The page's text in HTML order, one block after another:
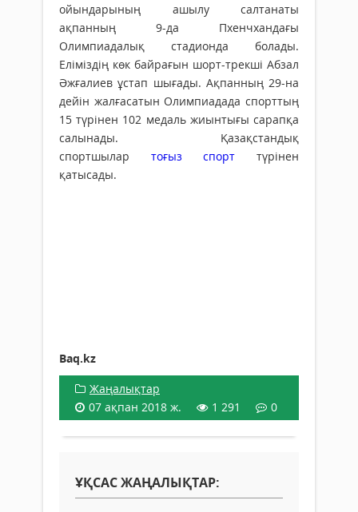
ойындарының ашылу салтанаты
ақпанның 9-да Пхенчхандағы
Олимпиадалық стадионда болады.
Еліміздің көк байрағын шорт-трекші Абзал
Әжғалиев ұстап шығады. Ақпанның 29-на
дейін жалғасатын Олимпиадада спорттың
15 түрінен 102 медаль жиынтығы сарапқа
салынады. Қазақстандық
спортшылар тоғыз спорт түрінен
қатысады.
Baq.kz
Жаңалықтар
07 ақпан 2018 ж.
1 291 0
ҰҚСАС ЖАҢАЛЫҚТАР: